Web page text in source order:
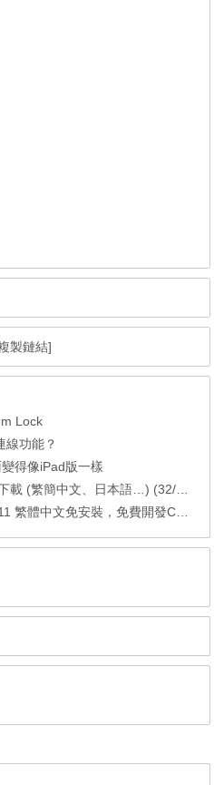
製鏈結]
Lock
線功能？
得像iPad版一樣
載 (繁簡中文、日本語…) (32/64)
體中文免安裝，免費開發C/C++程式